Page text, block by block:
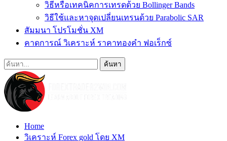
วิธีหรือเทคนิคการเทรดด้วย Bollinger Bands
วิธีใช้และหาจุดเปลี่ยนเทรนด้วย Parabolic SAR
สัมมนา โปรโมชั่น XM
คาดการณ์ วิเคราะห์ ราคาทองคำ ฟอเร็กซ์
Home
วิเคราะห์ Forex gold โดย XM